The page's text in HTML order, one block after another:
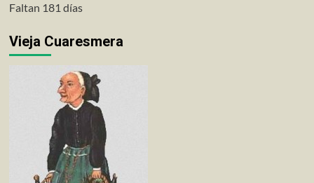
Faltan 181 días
Vieja Cuaresmera